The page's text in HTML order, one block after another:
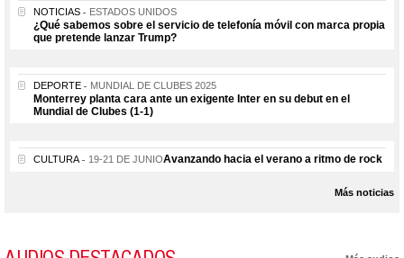
NOTICIAS ESTADOS UNIDOS
¿Qué sabemos sobre el servicio de telefonía móvil con marca propia
que pretende lanzar Trump?
DEPORTE MUNDIAL DE CLUBES 2025
Monterrey planta cara ante un exigente Inter en su debut en el
Mundial de Clubes (1-1)
CULTURA 19-21 DE JUNIOAvanzando hacia el verano a ritmo de rock
Más noticias